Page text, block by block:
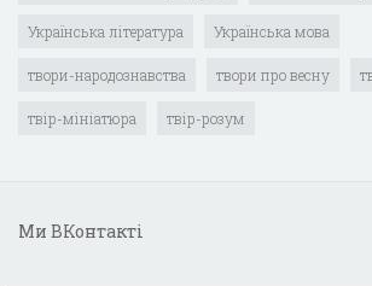
Українська література Українська мова
твори-народознавства твори про весну
твір-мініатюра твір-розум
Ми ВКонтакті